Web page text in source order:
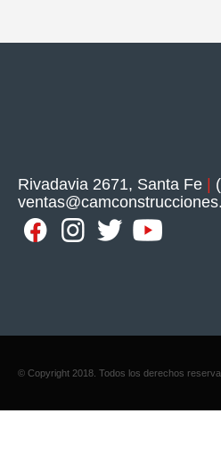
Rivadavia 2671, Santa Fe |
© Copyright 2018. Todos los derechos